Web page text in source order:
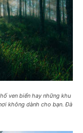
ven biển hay những khu
không dành cho bạn. Đà